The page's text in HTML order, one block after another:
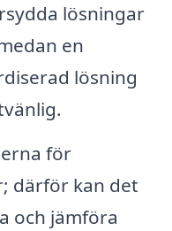
lösningar
en
lösning
för
därför kan det
och jämföra